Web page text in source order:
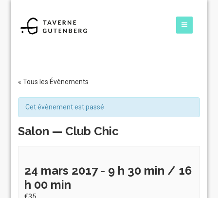
« Tous les Évènements
Cet évènement est passé
Salon — Club Chic
24 mars 2017 - 9 h 30 min / 16
h 00 min